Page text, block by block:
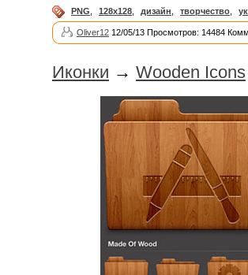
PNG 128x128 дизайн творчество
Oliver12 12/05/13 Просмотров: 14484
Иконки → Wooden Icons